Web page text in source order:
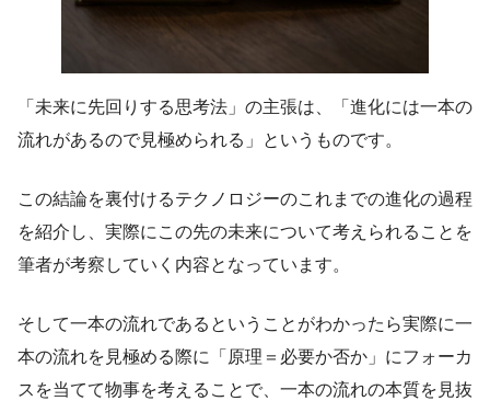
「未来に先回りする思考法」の主張は、「進化には一本の
流れがあるので見極められる」というものです。
この結論を裏付けるテクノロジーのこれまでの進化の過程
を紹介し、実際にこの先の未来について考えられることを
筆者が考察していく内容となっています。
そして一本の流れであるということがわかったら実際に一
本の流れを見極める際に「原理＝必要か否か」にフォーカ
スを当てて物事を考えることで、一本の流れの本質を見抜